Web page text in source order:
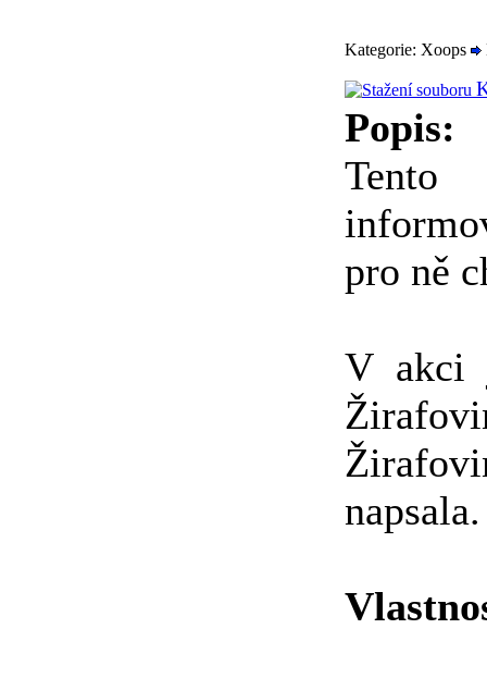
Kategorie: Xoops
Popis:
pro ně
V akci
napsala.